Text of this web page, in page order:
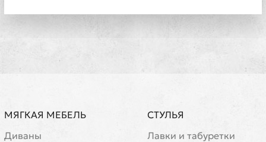
МЯГКАЯ МЕБЕЛЬ
Диваны
СТУЛЬЯ
Лавки и табуретки